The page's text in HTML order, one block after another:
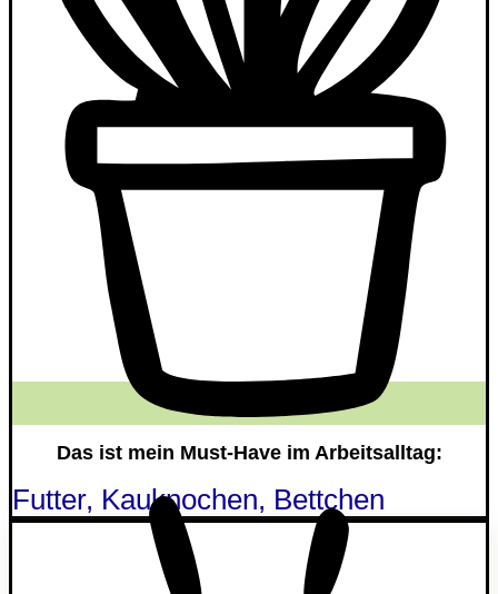
Das ist mein Must-Have im Arbeitsalltag:
Futter, Kauknochen, Bettchen